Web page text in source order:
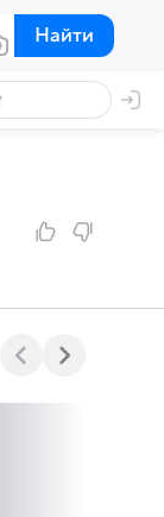
Найти
Найти